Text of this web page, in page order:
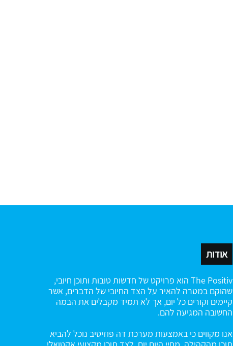
אודות
The Positiv הוא פרויקט של חדשות טובות ותוכן חיובי,
שהוקם במטרה להאיר על הצד החיובי של הדברים, אשר
קיימים וקורים כל יום, אך לא תמיד מקבלים את הבמה
החשובה המגיעה להם.
אנו מקווים כי באמצעות מערכת דה פוזיטיב נוכל להביא